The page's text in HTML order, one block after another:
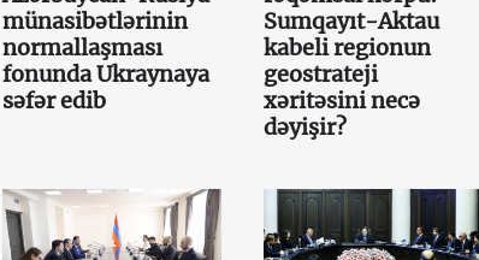
münasibətlərinin
normallaşması
fonunda Ukraynaya
səfər edib
Sumqayıt-Aktau
kabeli regionun
geostrateji
xəritəsini necə
dəyişir?